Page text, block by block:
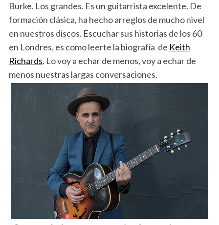
Burke. Los grandes. Es un guitarrista excelente. De
formación clásica, ha hecho arreglos de mucho nivel
en nuestros discos. Escuchar sus historias de los 60
en Londres, es como leerte la biografía de Keith
Richards. Lo voy a echar de menos, voy a echar de
menos nuestras largas conversaciones.